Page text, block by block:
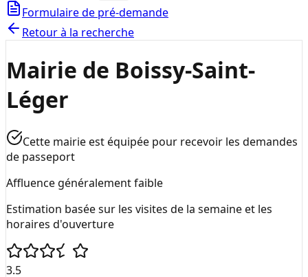
Formulaire de pré-demande
Retour à la recherche
Mairie de Boissy-Saint-
Léger
Cette mairie est équipée pour recevoir les demandes
de passeport
Affluence généralement faible
Estimation basée sur les visites de la semaine et les
horaires d'ouverture
3.5